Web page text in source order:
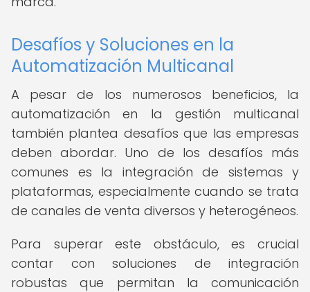
Desafíos y Soluciones en la
Automatización Multicanal
A pesar de los numerosos beneficios, la
automatización en la gestión multicanal
también plantea desafíos que las empresas
deben abordar. Uno de los desafíos más
comunes es la integración de sistemas y
plataformas, especialmente cuando se trata
de canales de venta diversos y heterogéneos.
Para superar este obstáculo, es crucial
contar con soluciones de integración
robustas que permitan la comunicación